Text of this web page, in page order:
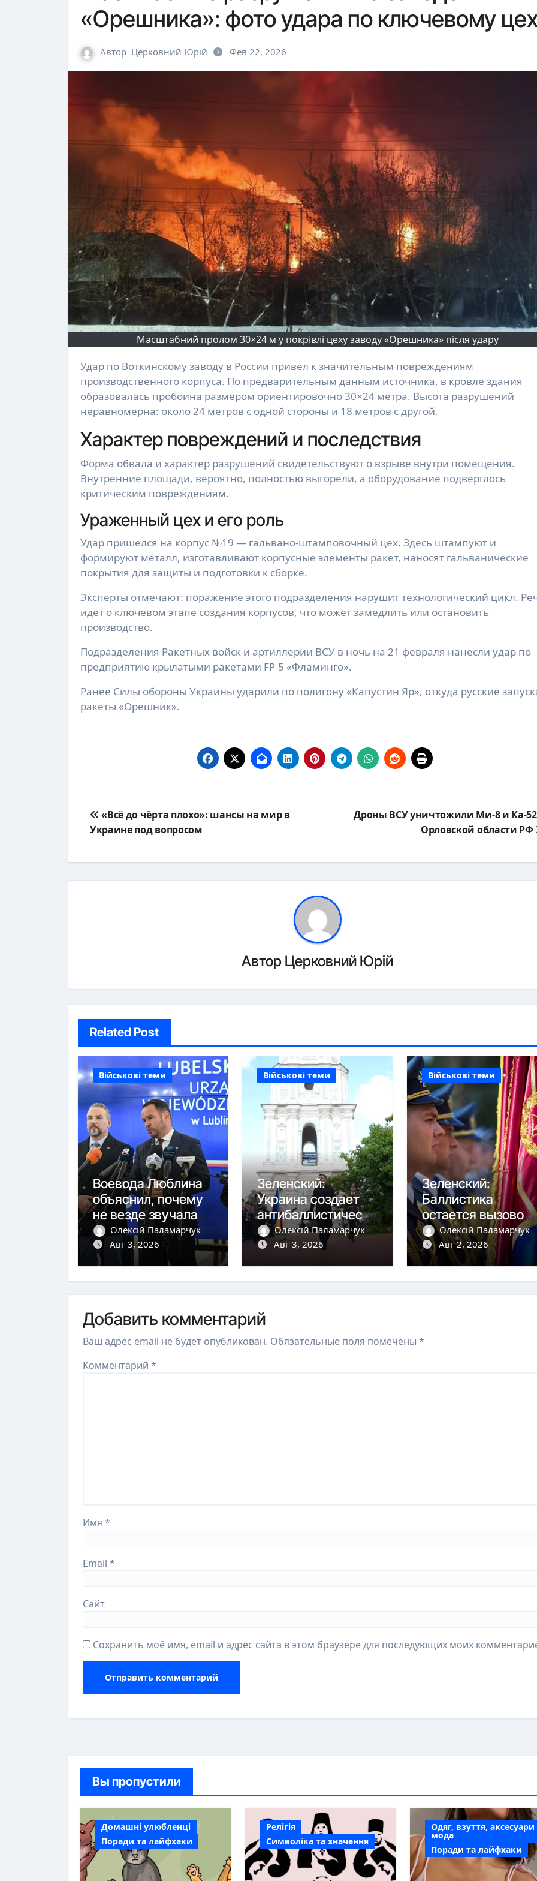
«Орешника»: фото удара по ключевому
Автор Церковний Юрій Фев 22, 2026
Масштабний пролом 30×24 м у покрівлі цеху заводу «Орешника» після удару
Удар по Воткинскому заводу в России привел к значительным повреждениям
производственного корпуса. По предварительным данным источника, в кровле здания
образовалась пробоина размером ориентировочно 30×24 метра. Высота разрушений
неравномерна: около 24 метров с одной стороны и 18 метров с другой.
Характер повреждений и последствия
Форма обвала и характер разрушений свидетельствуют о взрыве внутри помещения.
Внутренние площади, вероятно, полностью выгорели, а оборудование подверглось
критическим повреждениям.
Ураженный цех и его роль
Удар пришелся на корпус №19 — гальвано-штамповочный цех. Здесь штампуют и
формируют металл, изготавливают корпусные элементы ракет, наносят гальванические
покрытия для защиты и подготовки к сборке.
Эксперты отмечают: поражение этого подразделения нарушит технологический цикл.
идет о ключевом этапе создания корпусов, что может замедлить или остановить
производство.
Подразделения Ракетных войск и артиллерии ВСУ в ночь на 21 февраля нанесли удар по
предприятию крылатыми ракетами FP-5 «Фламинго».
Ранее Силы обороны Украины ударили по полигону «Капустин Яр», откуда русские
ракеты «Орешник».
Навигация
по
«Всё до чёрта плохо»: шансы на мир в
Украине под вопросом
Дроны ВСУ уничтожили Ми-8 и Ка-
Орловской области РФ
Автор Церковний Юрій
Related Post
Військові теми
Воевода Люблина
объяснил, почему
не везде звучала
тревога
Олексій Паламарчук
Авг 3, 2026
Військові теми
Зеленский:
Украина создает
антибаллистическу
ю систему «Фрея»
с Европой
Олексій Паламарчук
Авг 3, 2026
Військові теми
Зеленский:
Баллистика
остается вызовом,
но дроны сбиваем
более чем на 90%
Олексій Паламарчук
Авг 2, 2026
Добавить комментарий
Ваш адрес email не будет опубликован. Обязательные поля помечены *
Комментарий *
Имя *
Email *
Сайт
Сохранить моё имя, email и адрес сайта в этом браузере для последующих моих
Вы пропустили
Домашні улюбленці
Поради та лайфхаки
Релігія
Символіка та значення
Одяг, взуття, аксесуари
мода
Поради та лайфхаки